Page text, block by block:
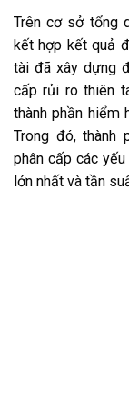
Trên cơ sở tổng
kết hợp kết quả
tài đã xây dựng
cấp rủi ro thiên
thành phần hiểm
Trong đó, thành
phân cấp các
lớn nhất và tần